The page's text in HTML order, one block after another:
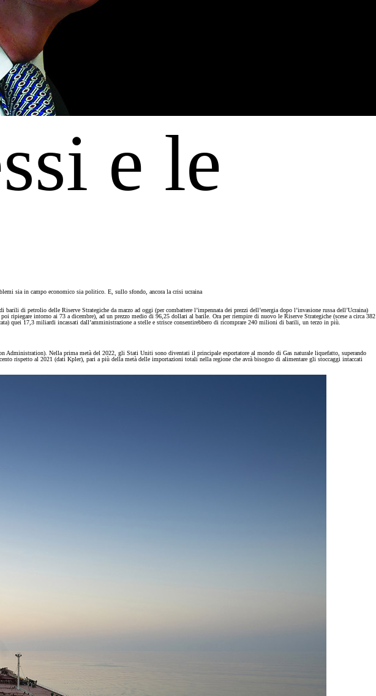
e le
sia in campo economico sia politico. E, sullo sfondo, ancora la crisi ucraina
di petrolio delle Riserve Strategiche da marzo ad oggi (per combattere l’impennata dei prezzi dell’energia dopo l’invasione russa dell’Ucraina)
intorno ai 73 a dicembre), ad un prezzo medio di 96,25 dollari al barile. Ora per riempire di nuovo le Riserve Strategiche (scese a circa 382
quei 17,3 miliardi incassati dall’amministrazione a stelle e strisce consentirebbero di ricomprare 240 milioni di barili, un terzo in più.
Nella prima metà del 2022, gli Stati Uniti sono diventati il principale esportatore al mondo di Gas naturale liquefatto, superando
rispetto al 2021 (dati Kpler), pari a più della metà delle importazioni totali nella regione che avrà bisogno di alimentare gli stoccaggi intaccati